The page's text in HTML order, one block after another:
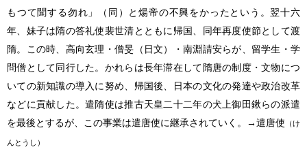
もつて聞する勿れ」（同）と煬帝の不興をかったという。翌十六
年、妹子は隋の答礼使裴世清とともに帰国、同年再度使節として渡
隋。この時、高向玄理・僧旻（日文）・南淵請安らが、留学生・学
問僧として同行した。かれらは長年滞在して隋唐の制度・文物につ
いての新知識の導入に努め、帰国後、日本の文化の発達や政治改革
などに貢献した。遣隋使は推古天皇二十二年の犬上御田鍬らの派遣
を最後とするが、この事業は遣唐使に継承されていく。→遣唐使 （け
んとうし）